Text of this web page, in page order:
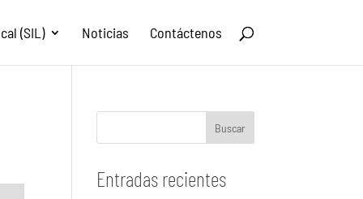
(SIL) Noticias Contáctenos
Buscar
Entradas recientes